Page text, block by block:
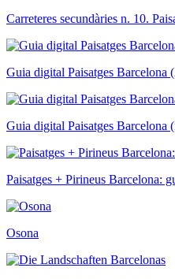
Carreteres secundàries n. 10.
Guia digital Paisatges Barcelona
Guia digital Paisatges Barcelona
Paisatges + Pirineus Barcelona:
Osona